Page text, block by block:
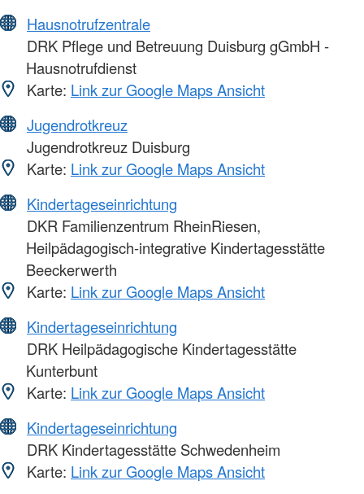
Hausnotrufzentrale
DRK Pflege und Betreuung Duisburg gGmbH -
Hausnotrufdienst
Karte: Link zur Google Maps Ansicht
Jugendrotkreuz
Jugendrotkreuz Duisburg
Karte: Link zur Google Maps Ansicht
Kindertageseinrichtung
DKR Familienzentrum RheinRiesen,
Heilpädagogisch-integrative Kindertagesstätte
Beeckerwerth
Karte: Link zur Google Maps Ansicht
Kindertageseinrichtung
DRK Heilpädagogische Kindertagesstätte
Kunterbunt
Karte: Link zur Google Maps Ansicht
Kindertageseinrichtung
DRK Kindertagesstätte Schwedenheim
Karte: Link zur Google Maps Ansicht